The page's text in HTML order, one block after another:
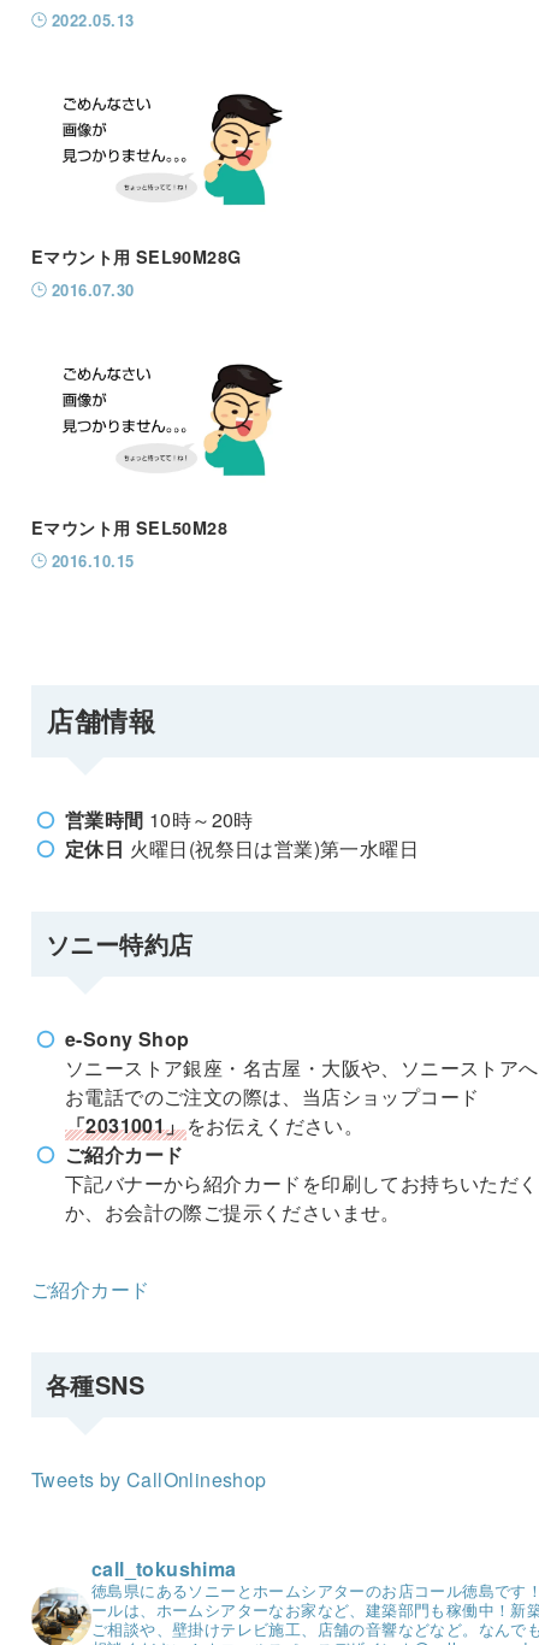
2022.05.13
Eマウント用 SEL90M28G
2016.07.30
Eマウント用 SEL50M28
2016.10.15
店舗情報
営業時間 10時～20時
定休日 火曜日(祝祭日は営業)第一水曜日
ソニー特約店
e-Sony Shop
ソニーストア銀座・名古屋・大阪や、ソニーストア
お電話でのご注文の際は、当店ショップコード
「2031001」をお伝えください。
ご紹介カード
下記バナーから紹介カードを印刷してお持ちいただく
か、お会計の際ご提示くださいませ。
ご紹介カード
各種SNS
Tweets by CallOnlineshop
call_tokushima
徳島県にあるソニーとホームシアターのお店コール徳島です
ールは、ホームシアターなお家など、建築部門も稼働中！ 新
ご相談や、壁掛けテレビ施工、店舗の音響などなど。 なんで